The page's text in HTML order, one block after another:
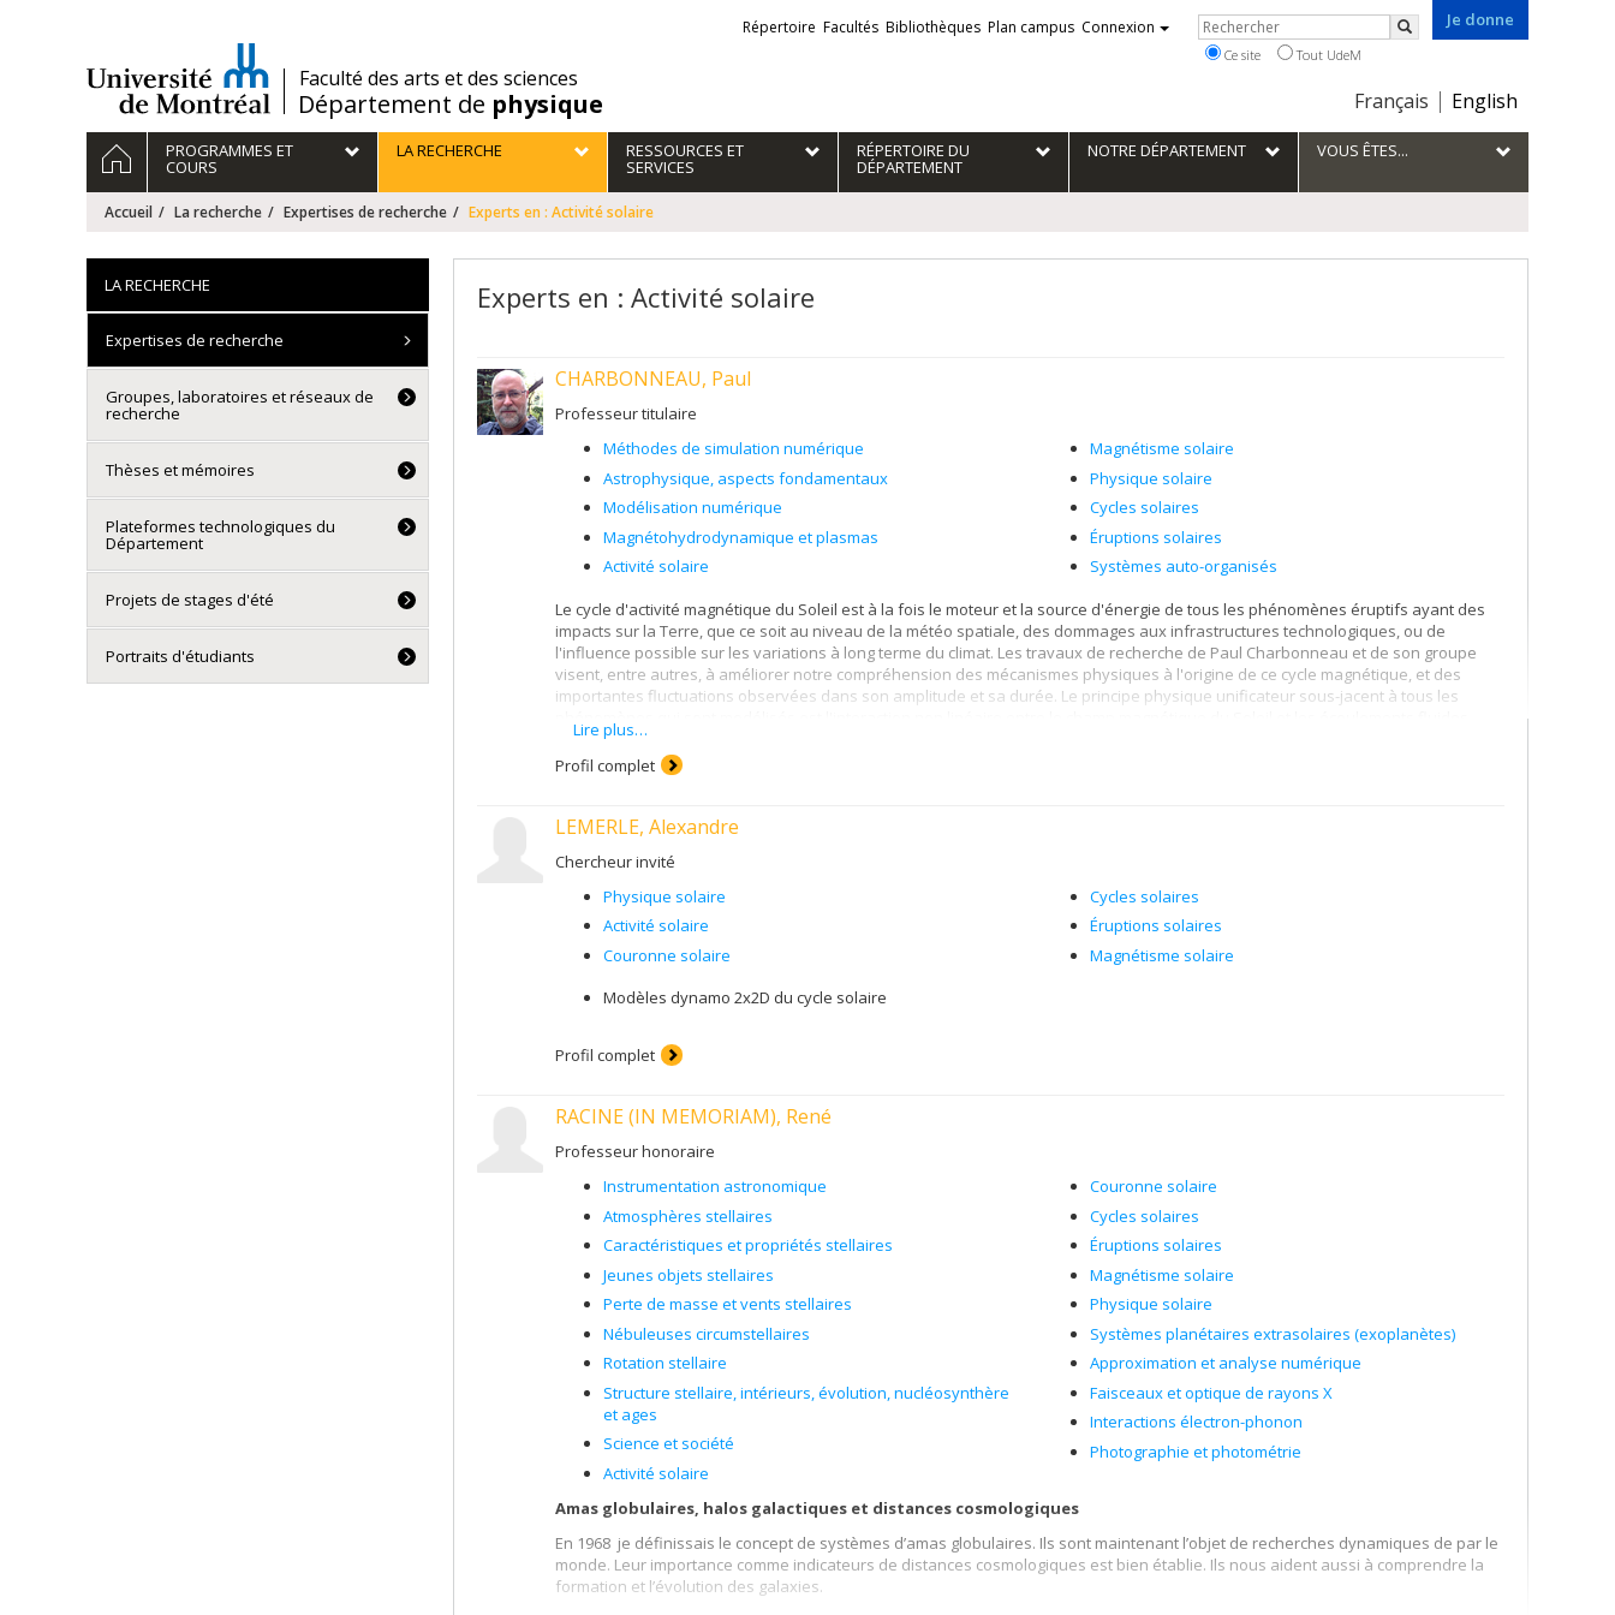
/Faculté des arts et des sciences
Département de physique
Je donne
Choix
la
langue
Français English
Liens
externes
Répertoire Facultés Bibliothèques Plan campus Connexion Rechercher
Rechercher
Ce site Tout UdeM
Navigation
principale
ACCUEILPROGRAMMES ET
COURS
LA RECHERCHE RESSOURCES ET
SERVICES
RÉPERTOIRE DU
DÉPARTEMENT
NOTRE DÉPARTEMENT VOUS ÊTES...
Accueil La recherche Expertises de recherche Experts en : Activité solaire
Experts en : Activité solaire
CHARBONNEAU, Paul
Professeur titulaire
Méthodes de simulation numérique
Astrophysique, aspects fondamentaux
Modélisation numérique
Magnétohydrodynamique et plasmas
Activité solaire
Magnétisme solaire
Physique solaire
Cycles solaires
Éruptions solaires
Systèmes auto-organisés
Le cycle d'activité magnétique du Soleil est à la fois le moteur et la source d'énergie de tous les phénomènes éruptifs ayant des
impacts sur la Terre, que ce soit au niveau de la météo spatiale, des dommages aux infrastructures technologiques, ou de
l'influence possible sur les variations à long terme du climat. Les travaux de recherche de Paul Charbonneau et de son groupe
visent, entre autres, à améliorer notre compréhension des mécanismes physiques à l'origine de ce cycle magnétique, et des
importantes fluctuations observées dans son amplitude et sa durée. Le principe physique unificateur sous-jacent à tous les
présents dans ses couches extérieures.
Paul Charbonneau et son équipe ont récemment réussi une grande première mondiale, soit la mise au point d'une simulation
et dont l'évolution spatiotemporelle ressemble en bien des points au cycle solaire. Ceci inclut, en particulier, des inversions
régulières de la polarité magnétique sur une échelle multi-décennale. Des approches novatrices à l'étude des effets structurants
du champ magnétique solaire permettent maintenant d'envisager le couplage des modèles du cycle d'activité à ceux décrivant les
comprendre le rôle possible de l'activité solaire dans le changement climatique.
Lire plus…
Profil complet
LEMERLE, Alexandre
Chercheur invité
Physique solaire
Activité solaire
Couronne solaire
Cycles solaires
Éruptions solaires
Magnétisme solaire
Modèles dynamo 2x2D du cycle solaire
Profil complet
RACINE (IN MEMORIAM), René
Professeur honoraire
Instrumentation astronomique
Atmosphères stellaires
Caractéristiques et propriétés stellaires
Jeunes objets stellaires
Perte de masse et vents stellaires
Nébuleuses circumstellaires
Rotation stellaire
Structure stellaire, intérieurs, évolution, nucléosynthère
et ages
Science et société
Activité solaire
Couronne solaire
Cycles solaires
Éruptions solaires
Magnétisme solaire
Physique solaire
Systèmes planétaires extrasolaires (exoplanètes)
Approximation et analyse numérique
Faisceaux et optique de rayons X
Interactions électron-phonon
Photographie et photométrie
Amas globulaires, halos galactiques et distances cosmologiques
En 1968 je définissais le concept de systèmes d’amas globulaires. Ils sont maintenant l’objet de recherches dynamiques de par le
monde. Leur importance comme indicateurs de distances cosmologiques est bien établie. Ils nous aident aussi à comprendre la
formation et l’évolution des galaxies.
LA RECHERCHE
Expertises de recherche
Groupes, laboratoires et réseaux de
recherche
Thèses et mémoires
Plateformes technologiques du
Département
Projets de stages d'été
Portraits d'étudiants